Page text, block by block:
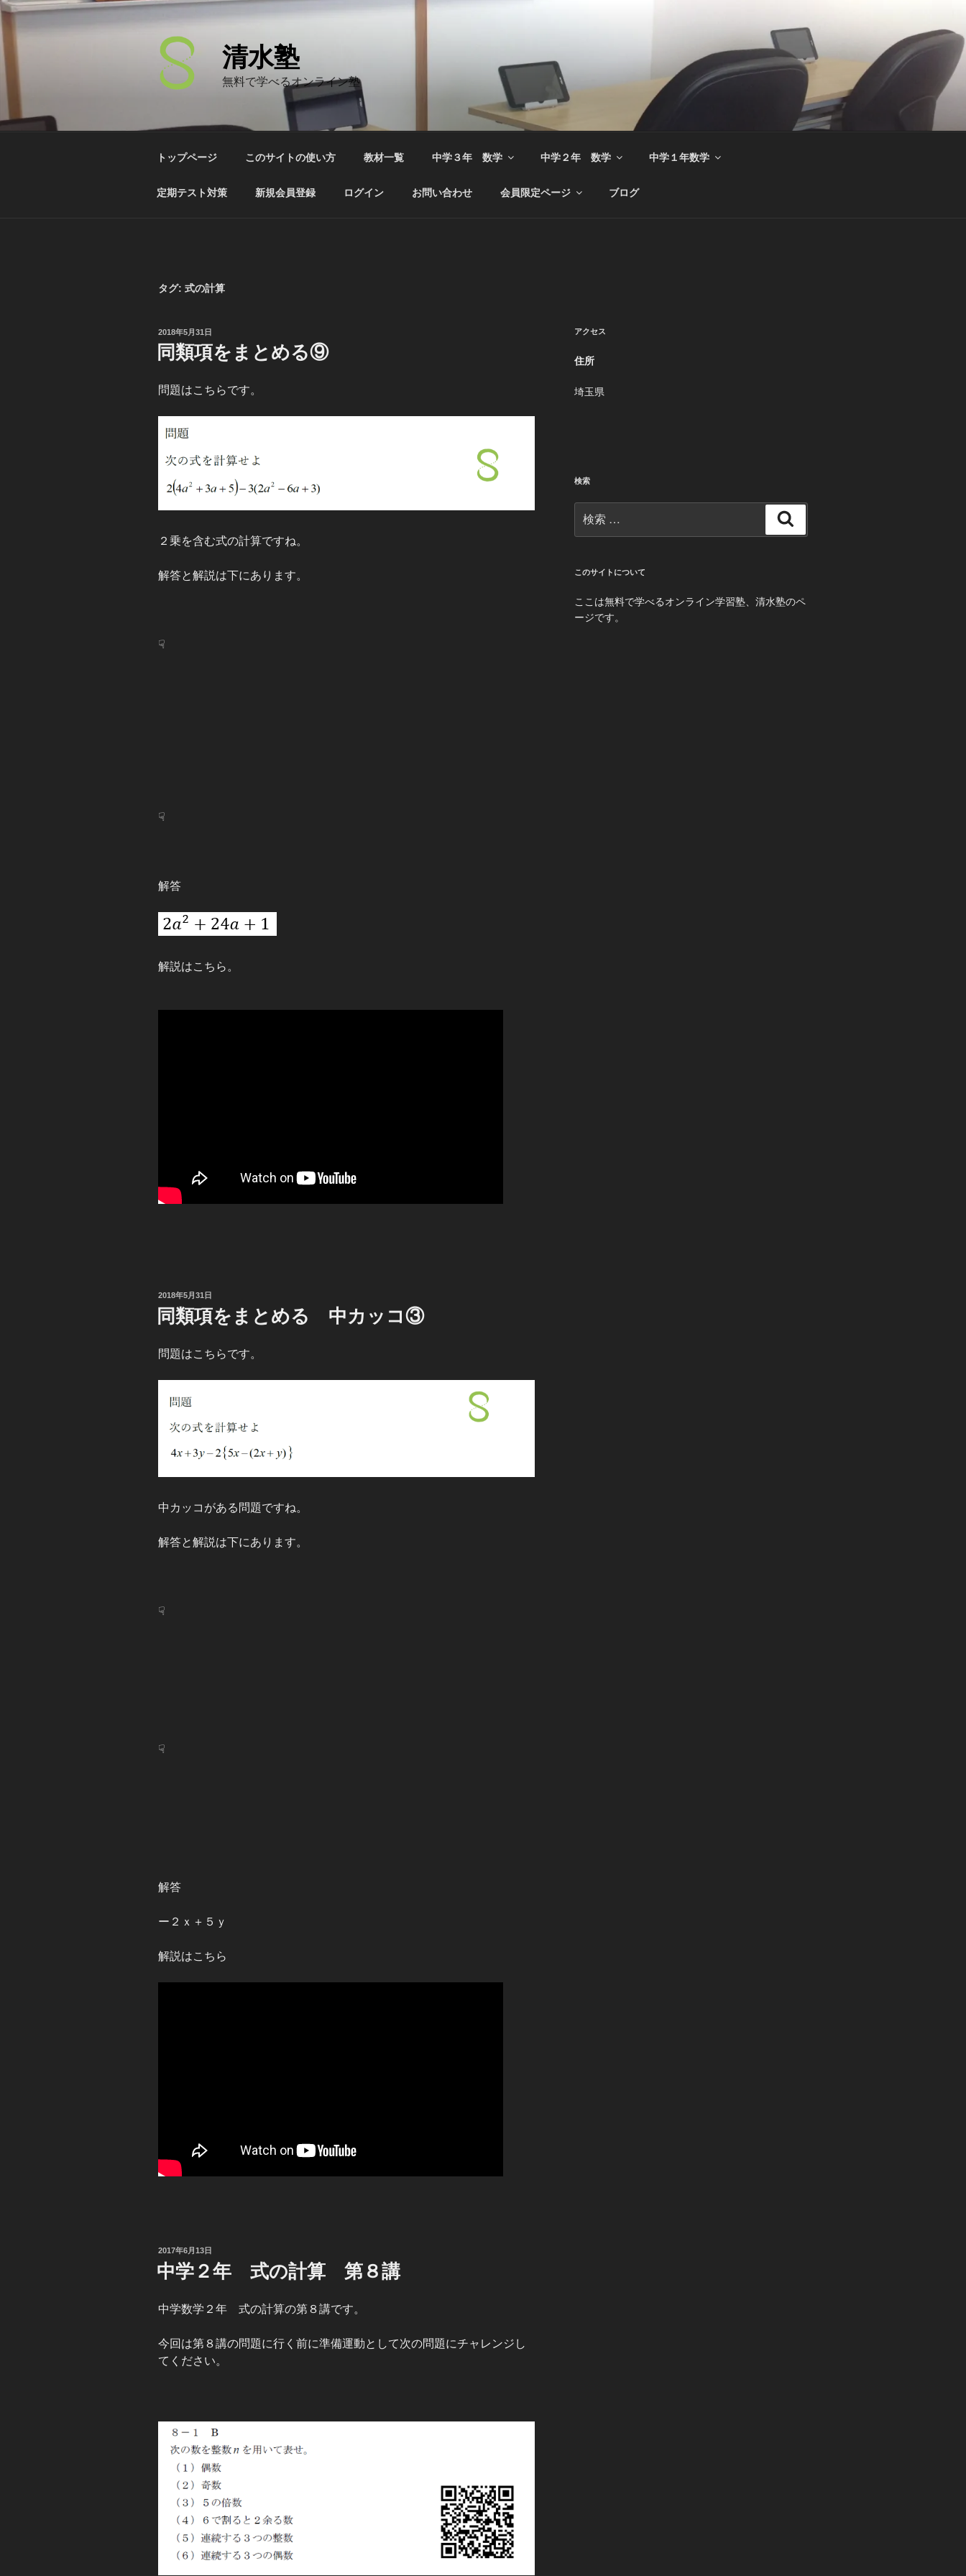
コ
ン
キ
清水塾
無料で学べるオンライン塾
トップページ このサイトの使い方 教材一覧 中学３年 数学 中学２年 数学 中学１年数学
定期テスト対策 新規会員登録 ログイン お問い合わせ 会員限定ページ ブログ
タグ: 式の計算
投
稿
日:
2018年5月31日
同類項をまとめる⑨
問題はこちらです。
２乗を含む式の計算ですね。
解答と解説は下にあります。
☟
☟
解答
解説はこちら。
投
稿
日:
2018年5月31日
同類項をまとめる 中カッコ③
問題はこちらです。
中カッコがある問題ですね。
解答と解説は下にあります。
☟
☟
解答
ー２ｘ＋５ｙ
解説はこちら
投
稿
日:
2017年6月13日
中学２年 式の計算 第８講
中学数学２年 式の計算の第８講です。
今回は第８講の問題に行く前に準備運動として次の問題にチャレンジし
てください。
アクセス
住所
埼玉県
検索
索:
索
このサイトについて
ここは無料で学べるオンライン学習塾、清水塾のペ
ージです。